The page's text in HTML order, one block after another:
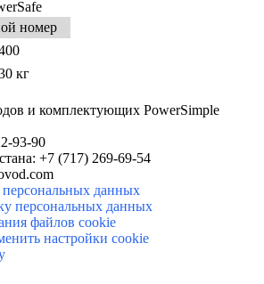
номер
кг
и комплектующих PowerSimple
93-90
+7 (717) 269-69-54
данных
персональных данных
файлов cookie
настройки cookie